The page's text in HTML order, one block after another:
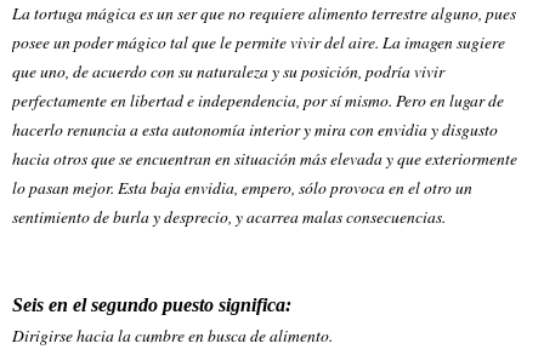
La tortuga mágica es un ser que no requiere alimento terrestre alguno, pues
posee un poder mágico tal que le permite vivir del aire. La imagen sugiere
que uno, de acuerdo con su naturaleza y su posición, podría vivir
perfectamente en libertad e independencia, por sí mismo. Pero en lugar de
hacerlo renuncia a esta autonomía interior y mira con envidia y disgusto
hacia otros que se encuentran en situación más elevada y que exteriormente
lo pasan mejor. Esta baja envidia, empero, sólo provoca en el otro un
sentimiento de burla y desprecio, y acarrea malas consecuencias.
Seis en el segundo puesto significa:
Dirigirse hacia la cumbre en busca de alimento.